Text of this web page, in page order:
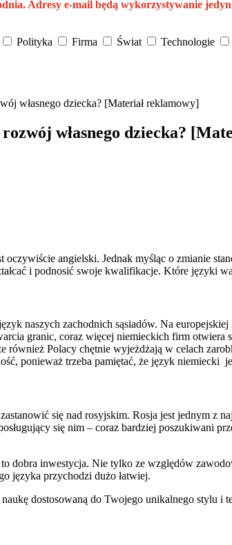
Adresy e-mail będą wykorzystywanie
Polityka Firma Świat Technologie
własnego dziecka? [Materiał reklamowy]
własnego dziecka?
angielski. Jednak myśląc o zmianie
i podnosić swoje kwalifikacje. Które języki
naszych zachodnich sąsiadów. Na
granic, coraz więcej niemieckich firm
również Polacy chętnie wyjeżdżają w celach
ponieważ trzeba pamiętać, że język niemiecki
się nad rosyjskim. Rosja jest jednym
się nim – coraz bardziej poszukiwani
dobra inwestycja. Nie tylko ze względów
języka przychodzi dużo łatwiej.
dostosowaną do Twojego unikalnego stylu